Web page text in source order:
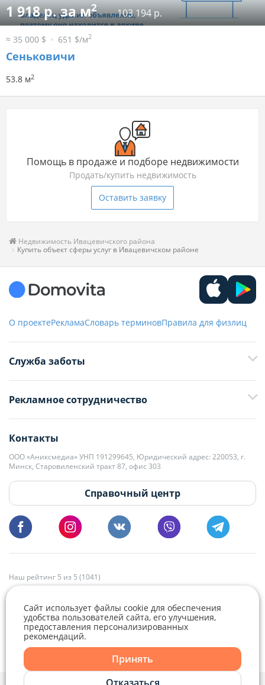
Telegram
1 918 р. за м2 103 194 р.
≈ 35 000 $ 651 $/м2
Сеньковичи
53.8 м2
Помощь в продаже и подборе недвижимости
Продать/купить недвижимость
Оставить заявку
Недвижимость Ивацевичского района
Купить объект сферы услуг в Ивацевичском районе
О проектеРекламаСловарь терминовПравила для физлиц
Служба заботы
+375 29 376-13-70
+375 33 376-13-70
editor@domovita.by
Мы принимаем звонки и отвечаем на письма в будние дни с 9:00 до
18:00.
Рекламное сотрудничество
+375 29 563-15-61 Кристина Филюта
kb@domovita.by
+375 29 179-11-28 Владислав Гладченко
vg@domovita.by
Пишите и звоните нам в будние дни с 8:00 до 20:00.
Контакты
ООО «Аниксмедиа» УНП 191299645, Юридический адрес: 220053, г.
Минск, Старовиленский тракт 87, офис 303
Справочный центр
Наш рейтинг 5 из 5 (1041)
Сайт использует файлы cookie для обеспечения
удобства пользователей сайта, его улучшения,
предоставления персонализированных
рекомендаций.
Принять